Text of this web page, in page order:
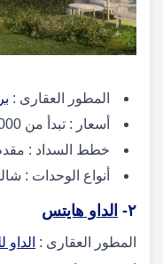
المطور العقارى :
أسعار : تبدأ من 3,465,000 جنيه مصرى
خطط السداد : مقدم 10% وتقسيط يصل الى 7
أنواع الوحدات :
٢- الداو هايتس
المطور العقارى :